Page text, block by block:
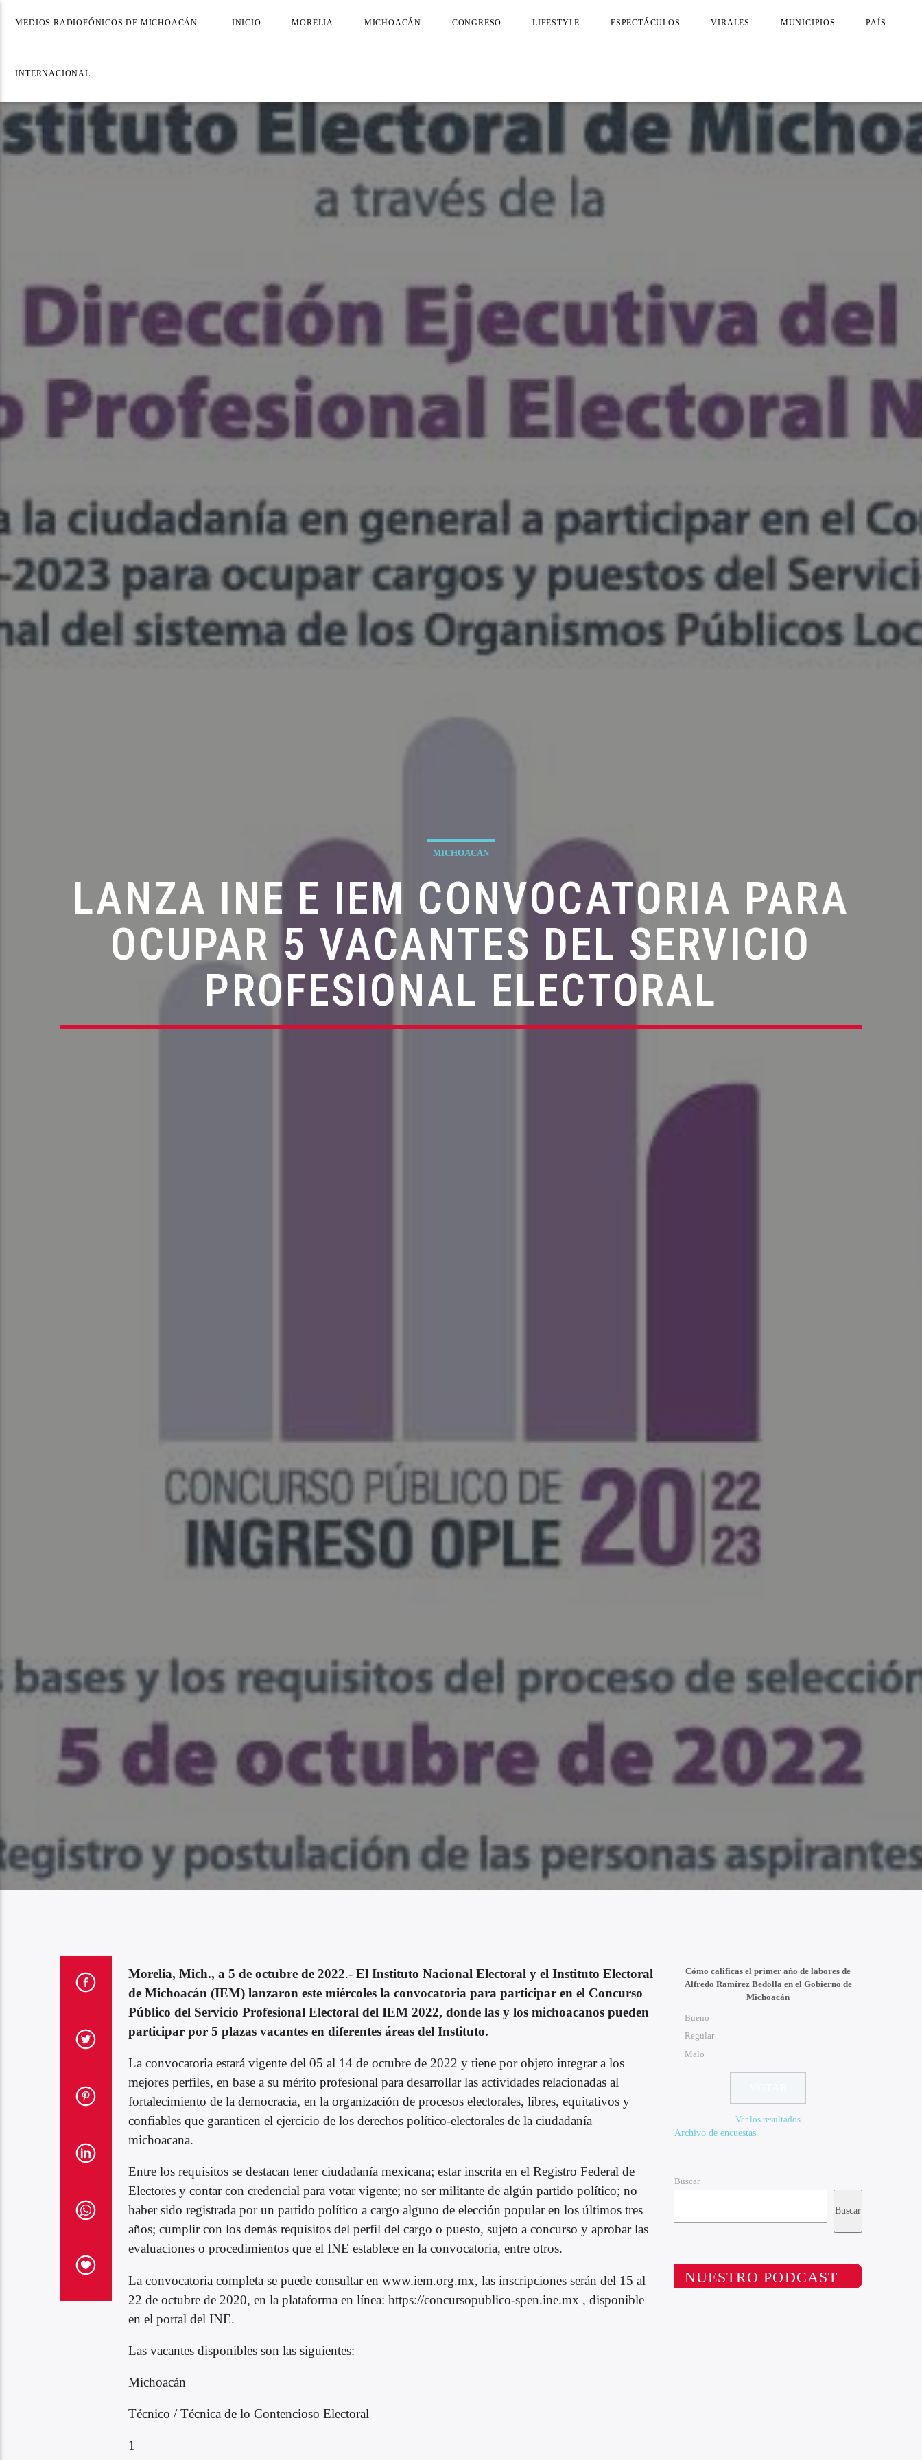
MEDIOS RADIOFÓNICOS DE MICHOACÁN INICIO MORELIA MICHOACÁN CONGRESO LIFESTYLE ESPECTÁCULOS VIRALES MUNICIPIOS PAÍS
INTERNACIONAL
MICHOACÁN
LANZA INE E IEM CONVOCATORIA PARA
OCUPAR 5 VACANTES DEL SERVICIO
PROFESIONAL ELECTORAL
Morelia, Mich., a 5 de octubre de 2022.- El Instituto Nacional Electoral y el Instituto Electoral
de Michoacán (IEM) lanzaron este miércoles la convocatoria para participar en el Concurso
Público del Servicio Profesional Electoral del IEM 2022, donde las y los michoacanos pueden
participar por 5 plazas vacantes en diferentes áreas del Instituto.
La convocatoria estará vigente del 05 al 14 de octubre de 2022 y tiene por objeto integrar a los
mejores perfiles, en base a su mérito profesional para desarrollar las actividades relacionadas al
fortalecimiento de la democracia, en la organización de procesos electorales, libres, equitativos y
confiables que garanticen el ejercicio de los derechos político-electorales de la ciudadanía
michoacana.
Entre los requisitos se destacan tener ciudadanía mexicana; estar inscrita en el Registro Federal de
Electores y contar con credencial para votar vigente; no ser militante de algún partido político; no
haber sido registrada por un partido político a cargo alguno de elección popular en los últimos tres
años; cumplir con los demás requisitos del perfil del cargo o puesto, sujeto a concurso y aprobar las
evaluaciones o procedimientos que el INE establece en la convocatoria, entre otros.
La convocatoria completa se puede consultar en www.iem.org.mx, las inscripciones serán del 15 al
22 de octubre de 2020, en la plataforma en línea: https://concursopublico-spen.ine.mx , disponible
en el portal del INE.
Las vacantes disponibles son las siguientes:
Michoacán
Técnico / Técnica de lo Contencioso Electoral
1
Cómo calificas el primer año de labores de
Alfredo Ramírez Bedolla en el Gobierno de
Michoacán
Bueno
Regular
Malo
Ver los resultados
Archivo de encuestas
Buscar
Buscar
NUESTRO PODCAST